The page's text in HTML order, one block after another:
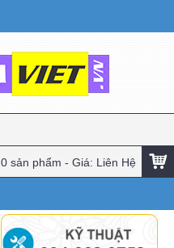
0 sản phẩm - Giá: Liên Hệ